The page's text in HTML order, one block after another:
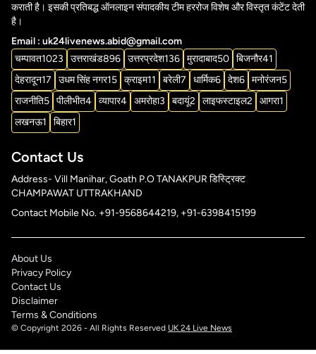
कराती है। इसकी प्रतिबद्ध ऑनलाइन संपादकीय टीम हररोज विशेष और विस्तृत कंटेंट देती
है।
Email : uk24livenews.abid@gmail.com
चम्पावत1023 उत्तराखंड896 उत्तरप्रदेश136 मुरादाबाद50 बिजनौर41
देहरादून17 उधम सिंह नगर15 क्राइम11 बरेली7 धार्मिक6 देश6 मनोरंजन5
राजनीति5 पीलीभीत4 व्यापार4 अमरोहा3 बदायूं2 लाइफस्टाइल2 आगरा1
लखनऊ1 बिहार1
Contact Us
Address- Vill Manihar, Goath P.O TANAKPUR डिस्ट्रिक्ट
CHAMPAWAT UTTRAKHAND
Contact Mobile No. +91-9568644219, +91-6398415199
About Us
Privacy Policy
Contact Us
Disclaimer
Terms & Conditions
© Copyright 2026 - All Rights Reserved UK 24 Live News